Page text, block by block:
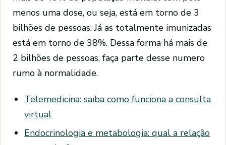
menos uma dose, ou seja, está em torno de 3
bilhões de pessoas. Já as totalmente imunizadas
está em torno de 38%. Dessa forma há mais de
2 bilhões de pessoas, faça parte desse numero
rumo à normalidade.
Telemedicina: saiba como funciona a consulta
virtual
Endocrinologia e metabologia: qual a relação